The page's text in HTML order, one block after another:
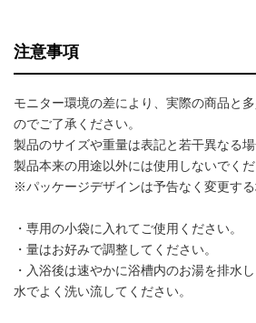
注意事項
モニター環境の差により、実際の商品と
のでご了承ください。
製品のサイズや重量は表記と若干異なる場
製品本来の用途以外には使用しないでくだ
※パッケージデザインは予告なく変更する
・専用の小袋に入れてご使用ください。
・量はお好みで調整してください。
・入浴後は速やかに浴槽内のお湯を排水
水でよく洗い流してください。